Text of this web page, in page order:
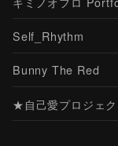
Self_Rhythm
Bunny The Red
★自己愛プロジェ